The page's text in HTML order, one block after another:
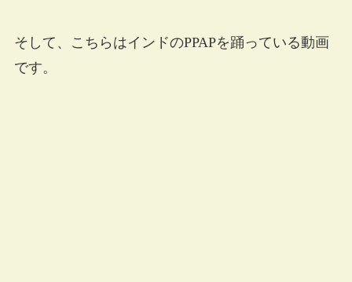
そして、こちらはインドのPPAPを踊っている動画
です。